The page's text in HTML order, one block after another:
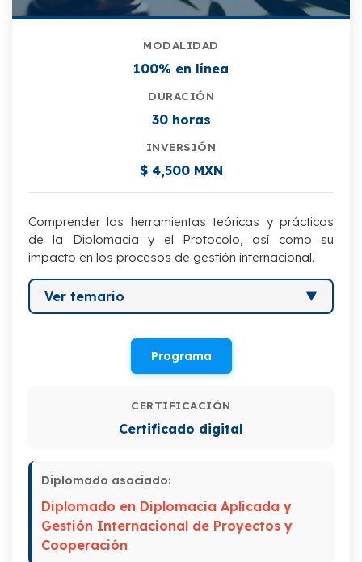
MODALIDAD
100% en línea
DURACIÓN
30 horas
INVERSIÓN
$ 4,500 MXN
Comprender las herramientas teóricas y prácticas
de la Diplomacia y el Protocolo, así como su
impacto en los procesos de gestión internacional.
Ver temario
II. Evolución histórica de la Diplomacia
III. Diplomacia y elementos que la influyen
IV. Diplomacia como herramienta de
V. Diplomacia Cultural como un enfoque
estratégico de Política y Gestión
VI. Desafíos de la Diplomacia en el nuevo
sistema internacional global
Programa
CERTIFICACIÓN
Certificado digital
Diplomado asociado:
Diplomado en Diplomacia Aplicada y
Gestión Internacional de Proyectos y
Cooperación